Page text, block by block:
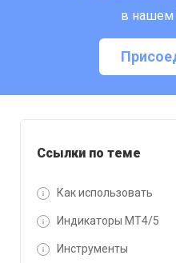
Ссылки по теме
Как использовать
Индикаторы MT4/5
Инструменты
в нашем